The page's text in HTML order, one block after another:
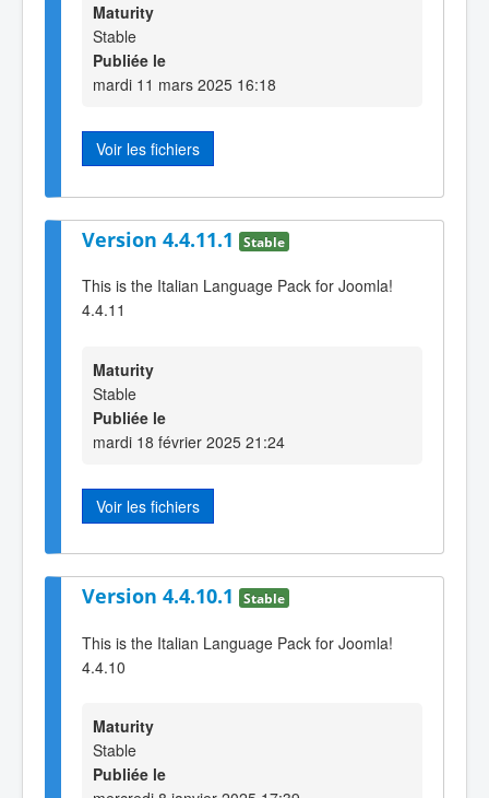
Maturity
Stable
Publiée le
mardi 11 mars 2025 16:18
Voir les fichiers
Version 4.4.11.1 Stable
This is the Italian Language Pack for Joomla!
4.4.11
Maturity
Stable
Publiée le
mardi 18 février 2025 21:24
Voir les fichiers
Version 4.4.10.1 Stable
This is the Italian Language Pack for Joomla!
4.4.10
Maturity
Stable
Publiée le